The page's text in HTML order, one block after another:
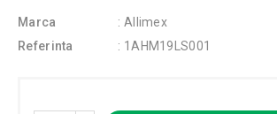
Marca
: Allimex
Referinta
: 1AHM19LS001